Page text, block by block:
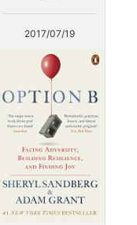
2017/07/19